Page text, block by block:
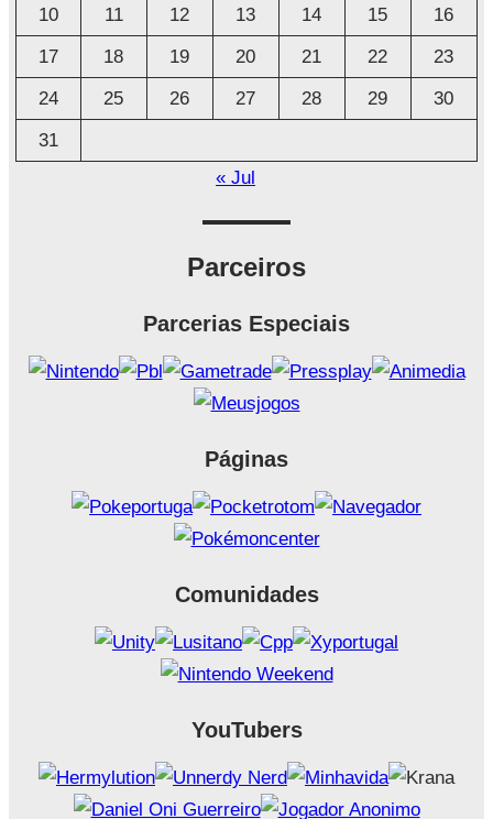
o
10
11 12 13 14 15
16
17
18 19 20 21 22
23
24
25 26 27 28 29
30
31
« Jul
Parceiros
Parcerias Especiais
Páginas
Comunidades
YouTubers